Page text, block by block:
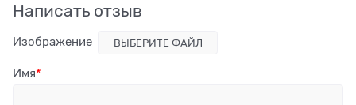
Написать отзыв
Изображение ВЫБЕРИТЕ ФАЙЛ
Имя